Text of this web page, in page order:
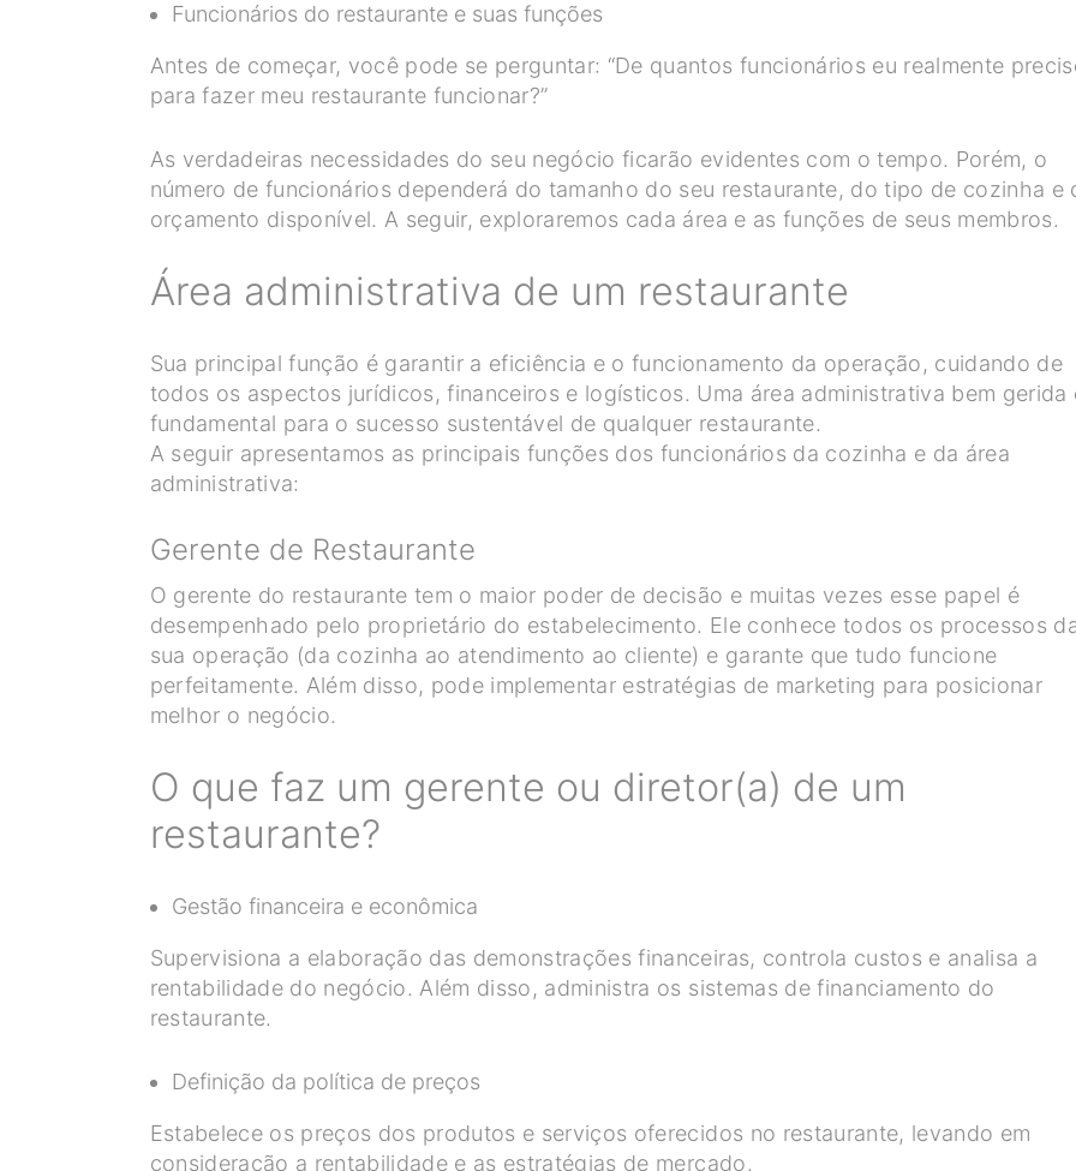
Funcionários do restaurante e suas funções
Antes de começar, você pode se perguntar: “De quantos funcionários eu realmente
para fazer meu restaurante funcionar?”
As verdadeiras necessidades do seu negócio ficarão evidentes com o tempo. Porém, o
número de funcionários dependerá do tamanho do seu restaurante, do tipo de cozinha e
orçamento disponível. A seguir, exploraremos cada área e as funções de seus membros.
Área administrativa de um restaurante
Sua principal função é garantir a eficiência e o funcionamento da operação, cuidando de
todos os aspectos jurídicos, financeiros e logísticos. Uma área administrativa bem gerida
fundamental para o sucesso sustentável de qualquer restaurante.
A seguir apresentamos as principais funções dos funcionários da cozinha e da área
administrativa:
Gerente de Restaurante
O gerente do restaurante tem o maior poder de decisão e muitas vezes esse papel é
desempenhado pelo proprietário do estabelecimento. Ele conhece todos os processos
sua operação (da cozinha ao atendimento ao cliente) e garante que tudo funcione
perfeitamente. Além disso, pode implementar estratégias de marketing para posicionar
melhor o negócio.
O que faz um gerente ou diretor(a) de um
restaurante?
Gestão financeira e econômica
Supervisiona a elaboração das demonstrações financeiras, controla custos e analisa a
rentabilidade do negócio. Além disso, administra os sistemas de financiamento do
restaurante.
Definição da política de preços
Estabelece os preços dos produtos e serviços oferecidos no restaurante, levando em
consideração a rentabilidade e as estratégias de mercado.